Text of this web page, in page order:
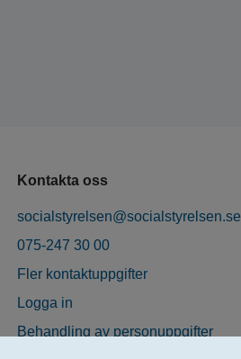
Kontakta oss
socialstyrelsen@socialstyrelsen.se
075-247 30 00
Fler kontaktuppgifter
Logga in
Behandling av personuppgifter